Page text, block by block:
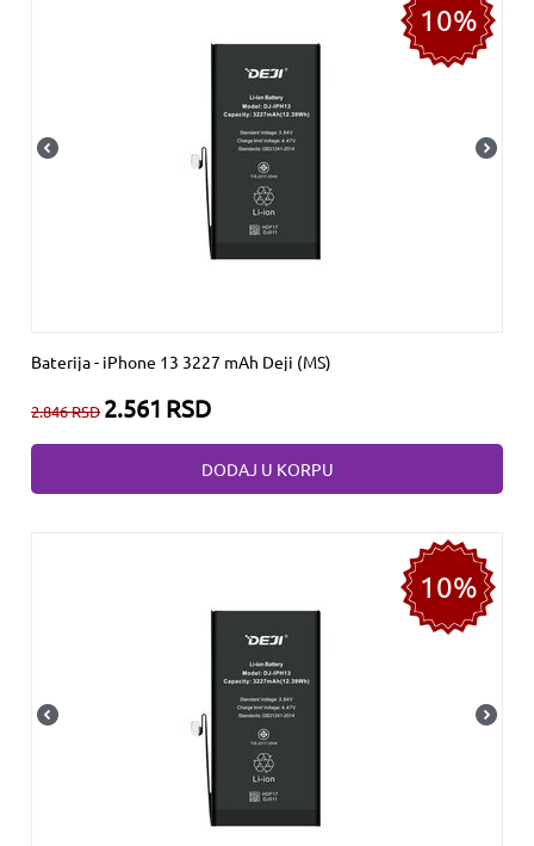
10%
Baterija - iPhone 13 3227 mAh Deji (MS)
2.846RSD 2.561 RSD
DODAJ U KORPU
10%